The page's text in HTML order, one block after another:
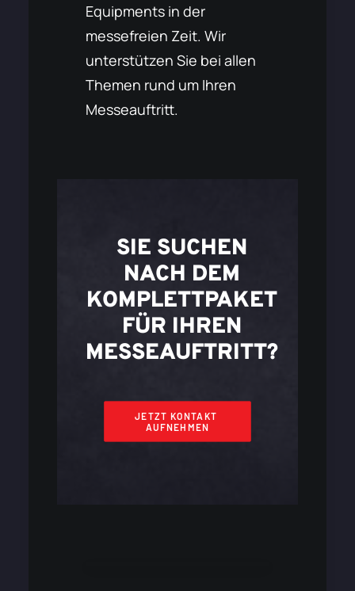
Equipments in der
messefreien Zeit. Wir
unterstützen Sie bei allen
Themen rund um Ihren
Messeauftritt.
SIE SUCHEN
NACH DEM
KOMPLETTPAKET
FÜR IHREN
MESSEAUFTRITT?
JETZT KONTAKT
AUFNEHMEN